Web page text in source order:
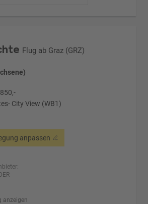
Flug ab Graz (GRZ)
City View (WB1)
anpassen
anzeigen